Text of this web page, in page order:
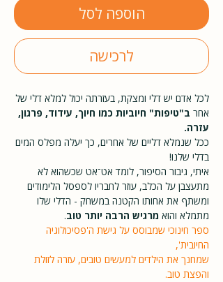
הוספה לסל
לרכישה
לכל אדם יש דלי ומצקת, בעזרתה יכול למלא דלי של
אחר ב"טיפות" חיוביות כמו חיוך, עידוד, פרגון,
עזרה.
ככל שנמלא דליים של אחרים, כך יעלה מפלס המים
בדלי שלנו!
איתי, גיבור הסיפור, לומד אט־אט שכשהוא לא
מתעצבן על הכלב, עוזר לחבריו לספסל הלימודים
ומשתף את אחותו הקטנה במשחק - הדלי שלו
מתמלא והוא מרגיש הרבה יותר טוב.
ספר חינוכי שמבוסס על גישת ה'פסיכולוגיה
החיובית',
שמחנך את הילדים למעשים טובים, עזרה לזולת
והפצת טוב.